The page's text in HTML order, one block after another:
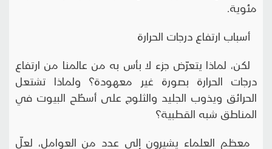
مئوية.
أسباب ارتفاع درجات الحرارة
لكن، لماذا يتعرّض جزء لا بأس به من عالمنا من ارتفاع
درجات الحرارة بصورة غير معهودة؟ ولماذا تشتعل
الحرائق ويذوب الجليد والثلوج على أسطُح البيوت في
المناطق شبه القطبية؟
معظم العلماء يشيرون إلى عدد من العوامل، لعلّ